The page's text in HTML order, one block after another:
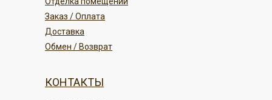
КОНТАКТЫ
Обмен / Возврат
Заказ / Оплата
Доставка